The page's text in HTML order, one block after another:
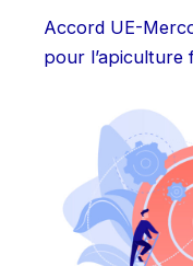
Accord UE-
pour l’apiculture